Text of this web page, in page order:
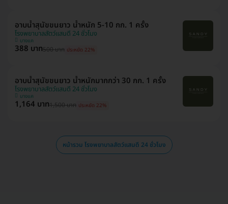
อาบน้ำสุนัขขนยาว น้ำหนัก 5-10 กก. 1 ครั้ง
โรงพยาบาลสัตว์แสนดี 24 ชั่วโมง
บางแค
388 บาท500 บาท ประหยัด 22%
อาบน้ำสุนัขขนยาว น้ำหนักมากกว่า 30 กก. 1 ครั้ง
โรงพยาบาลสัตว์แสนดี 24 ชั่วโมง
บางแค
1,164 บาท1,500 บาท ประหยัด 22%
หน้ารวม โรงพยาบาลสัตว์แสนดี 24 ชั่วโมง